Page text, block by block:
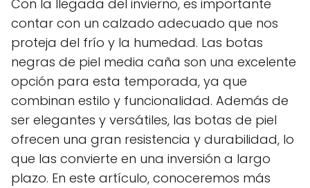
Con la llegada del invierno, es importante
contar con un calzado adecuado que nos
proteja del frío y la humedad. Las botas
negras de piel media caña son una excelente
opción para esta temporada, ya que
combinan estilo y funcionalidad. Además de
ser elegantes y versátiles, las botas de piel
ofrecen una gran resistencia y durabilidad, lo
que las convierte en una inversión a largo
plazo. En este artículo, conoceremos más